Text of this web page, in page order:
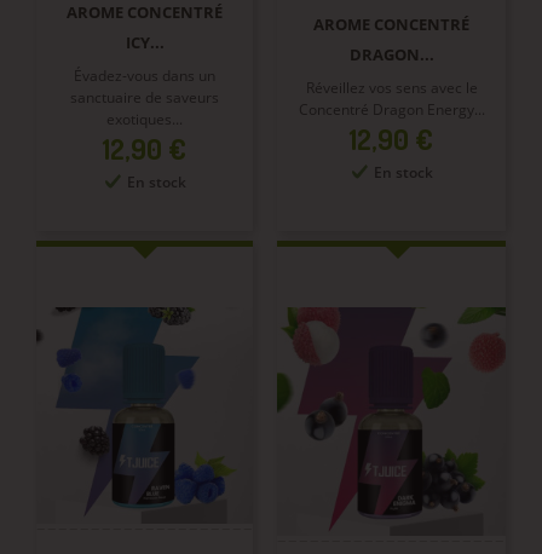
AROME CONCENTRÉ
ICY...
Évadez-vous dans un
sanctuaire de saveurs
exotiques...
Prix
12,90 €
En stock
AROME CONCENTRÉ
DRAGON...
Réveillez vos sens avec le
Concentré Dragon Energy...
Prix
12,90 €
En stock